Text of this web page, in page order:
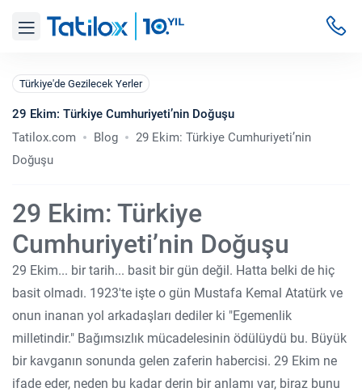
Türkiye'de Gezilecek Yerler
29 Ekim: Türkiye Cumhuriyeti’nin Doğuşu
Tatilox.com
Blog
29 Ekim: Türkiye Cumhuriyeti’nin
Doğuşu
29 Ekim: Türkiye
Cumhuriyeti’nin Doğuşu
29 Ekim... bir tarih... basit bir gün değil. Hatta belki de hiç
basit olmadı. 1923'te işte o gün Mustafa Kemal Atatürk ve
onun inanan yol arkadaşları dediler ki "Egemenlik
milletindir." Bağımsızlık mücadelesinin ödülüydü bu. Büyük
bir kavganın sonunda gelen zaferin habercisi. 29 Ekim ne
ifade eder, neden bu kadar derin bir anlamı var, biraz bunu